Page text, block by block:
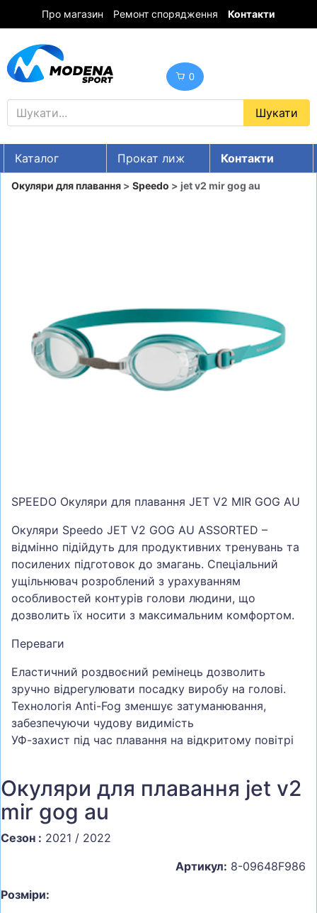
Про магазин Ремонт спорядження Контакти
0
Каталог Прокат лиж
Контакти
UA RU EN
СУМКИ
ШОЛОМИ, ЗАХИСТ, ОКУЛЯРИ
БІГ, ФІТНЕС, М'ЯЧІ
ТУРИЗМ
Окуляри для плавання > Speedo > jet v2 mir gog au
SPEEDO Окуляри для плавання JET V2 MIR GOG AU
Окуляри Speedo JET V2 GOG AU ASSORTED –
відмінно підійдуть для продуктивних тренувань та
посилених підготовок до змагань. Спеціальний
ущільнювач розроблений з урахуванням
особливостей контурів голови людини, що
дозволить їх носити з максимальним комфортом.
Переваги
Еластичний роздвоєний ремінець дозволить
зручно відрегулювати посадку виробу на голові.
Технологія Anti-Fog зменшує затуманювання,
забезпечуючи чудову видимість
УФ-захист під час плавання на відкритому повітрі
Окуляри для плавання jet v2
mir gog au
Сезон : 2021 / 2022
Артикул: 8-09648F986
Розміри: